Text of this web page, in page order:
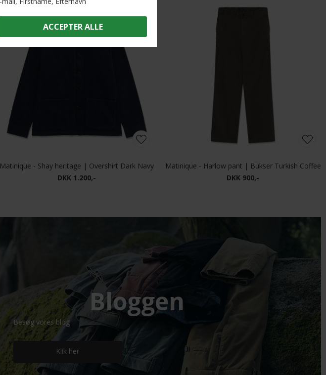
Matinique - Shay heritage | Overshirt Dark Navy
DKK 1.200,-
Matinique - Harlow pant | Bukser Turkish Coffee
DKK 900,-
Bloggen
Besøg vores blog
Klik her